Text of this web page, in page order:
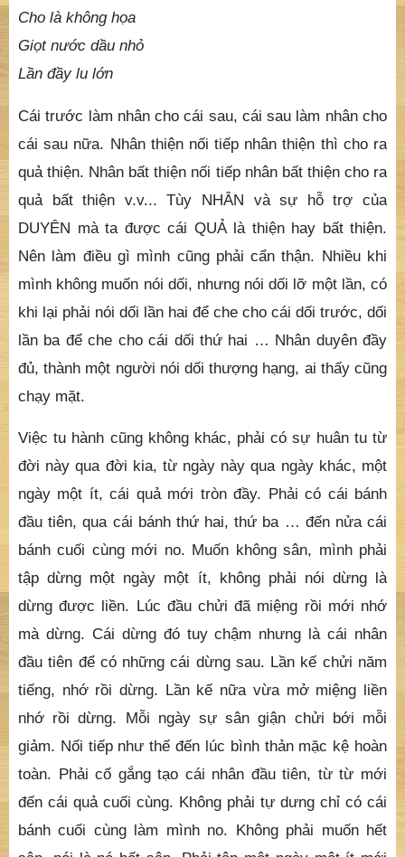
Cho là không họa
Giọt nước dầu nhỏ
Lần đầy lu lớn
Cái trước làm nhân cho cái sau, cái sau làm nhân cho
cái sau nữa. Nhân thiện nối tiếp nhân thiện thì cho ra
quả thiện. Nhân bất thiện nối tiếp nhân bất thiện cho ra
quả bất thiện v.v... Tùy NHÂN và sự hỗ trợ của
DUYÊN mà ta được cái QUẢ là thiện hay bất thiện.
Nên làm điều gì mình cũng phải cẩn thận. Nhiều khi
mình không muốn nói dối, nhưng nói dối lỡ một lần, có
khi lại phải nói dối lần hai để che cho cái dối trước, dối
lần ba để che cho cái dối thứ hai … Nhân duyên đầy
đủ, thành một người nói dối thượng hạng, ai thấy cũng
chạy mặt.
Việc tu hành cũng không khác, phải có sự huân tu từ
đời này qua đời kia, từ ngày này qua ngày khác, một
ngày một ít, cái quả mới tròn đầy. Phải có cái bánh
đầu tiên, qua cái bánh thứ hai, thứ ba … đến nửa cái
bánh cuối cùng mới no. Muốn không sân, mình phải
tập dừng một ngày một ít, không phải nói dừng là
dừng được liền. Lúc đầu chửi đã miệng rồi mới nhớ
mà dừng. Cái dừng đó tuy chậm nhưng là cái nhân
đầu tiên để có những cái dừng sau. Lần kế chửi năm
tiếng, nhớ rồi dừng. Lần kế nữa vừa mở miệng liền
nhớ rồi dừng. Mỗi ngày sự sân giận chửi bới mỗi
giảm. Nối tiếp như thế đến lúc bình thản mặc kệ hoàn
toàn. Phải cố gắng tạo cái nhân đầu tiên, từ từ mới
đến cái quả cuối cùng. Không phải tự dưng chỉ có cái
bánh cuối cùng làm mình no. Không phải muốn hết